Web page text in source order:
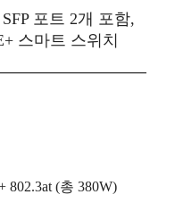
포트 2개 포함,
스마트 스위치
802.3at (총 380W)